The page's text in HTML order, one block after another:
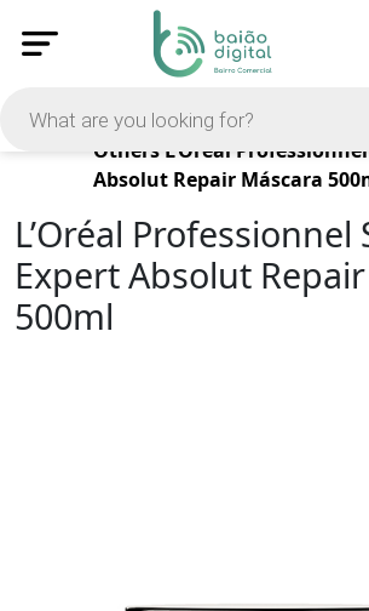
Products
Others L’Oréal
Absolut Repair Máscara
L’Oréal Professionnel
Expert Absolut
500ml